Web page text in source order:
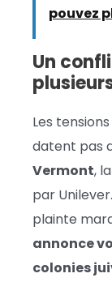
pouvez
Un
Les
datent pas
Vermont,
par
plainte
annonce
colonies